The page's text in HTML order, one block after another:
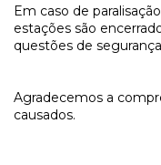
Em caso de
estações são
questões de
Agradecemos a
causados.